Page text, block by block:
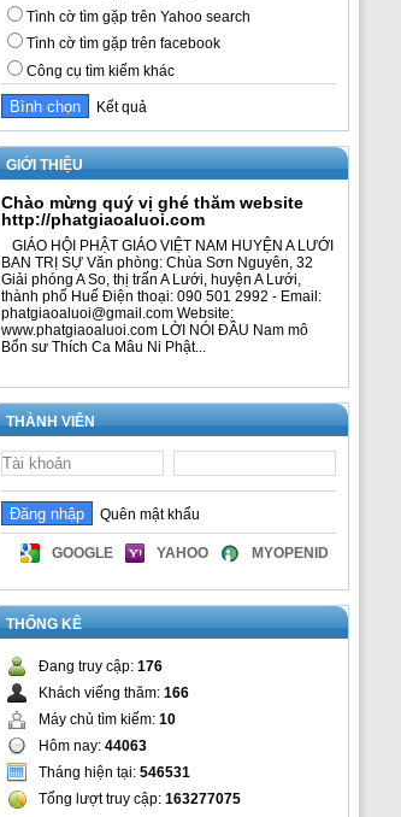
Tình cờ tìm gặp trên Yahoo search
Tình cờ tìm gặp trên facebook
Công cụ tìm kiếm khác
Kết quả
GIỚI THIỆU
Chào mừng quý vị ghé thăm website
http://phatgiaoaluoi.com
GIÁO HỘI PHẬT GIÁO VIỆT NAM HUYỆN A LƯỚI
BAN TRỊ SỰ Văn phòng: Chùa Sơn Nguyên, 32
Giải phóng A So, thị trấn A Lưới, huyện A Lưới,
thành phố Huế Điện thoại: 090 501 2992 - Email:
phatgiaoaluoi@gmail.com Website:
www.phatgiaoaluoi.com LỜI NÓI ĐẦU Nam mô
Bổn sư Thích Ca Mâu Ni Phật...
THÀNH VIÊN
Quên mật khẩu
GOOGLE YAHOO MYOPENID
THỐNG KÊ
Đang truy cập: 176
Khách viếng thăm: 166
Máy chủ tìm kiếm: 10
Hôm nay: 44063
Tháng hiện tại: 546531
Tổng lượt truy cập: 163277075